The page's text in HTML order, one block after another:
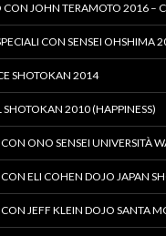
CON JOHN TERAMOTO 2016 –
CON SENSEI OHSHIMA
SHOTOKAN 2014
SHOTOKAN 2010 (HAPPINESS)
ONO SENSEI UNIVERSITÀ
ELI COHEN DOJO JAPAN
JEFF KLEIN DOJO SANTA